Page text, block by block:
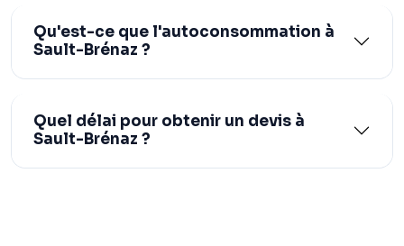
Qu'est-ce que l'autoconsommation à
Sault-Brénaz ?
Quel délai pour obtenir un devis à
Sault-Brénaz ?